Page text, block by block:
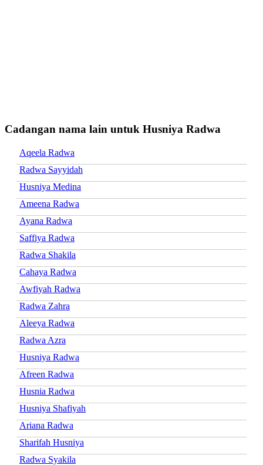
Cadangan nama lain untuk Husniya Radwa
Aqeela Radwa
Radwa Sayyidah
Husniya Medina
Ameena Radwa
Ayana Radwa
Saffiya Radwa
Radwa Shakila
Cahaya Radwa
Awfiyah Radwa
Radwa Zahra
Aleeya Radwa
Radwa Azra
Husniya Radwa
Afreen Radwa
Husnia Radwa
Husniya Shafiyah
Ariana Radwa
Sharifah Husniya
Radwa Syakila